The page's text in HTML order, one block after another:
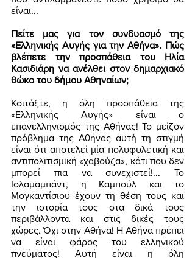
είναι...
Πείτε μας για τον συνδυασμό της
«Ελληνικής Αυγής για την Αθήνα». Πώς
βλέπετε την προσπάθεια του Ηλία
Κασιδιάρη να ανέλθει στον δημαρχιακό
θώκο του δήμου Αθηναίων;
Κοιτάξτε, η όλη προσπάθεια της
«Ελληνικής Αυγής» είναι ο
επανελληνισμός της Αθήνας! Το μείζον
πρόβλημα της Αθήνας αυτή τη στιγμή
είναι ότι αποτελεί μία πολυφυλετική και
αντιπολιτισμική «χαβούζα», κάτι που δεν
μπορεί πια να συνεχιστεί!... Το
Ισλαμαμπάντ, η Καμπούλ και το
Μογκαντίσιου έχουν τη θέση τους και
την ιστορία τους στα δικά τους
περιβάλλοντα και στις δικές τους
χώρες. Όχι στην Αθήνα! Η Αθήνα πρέπει
να είναι φάρος του ελληνικού
πνεύματος! Αυτή είναι η όλη